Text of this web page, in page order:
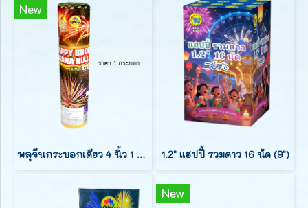
New
พลุจีนกระบอกเดียว 4 นิ้ว 1 นัด 1.2" แฮปปี้ รวมดาว 16 นัด (9")
New